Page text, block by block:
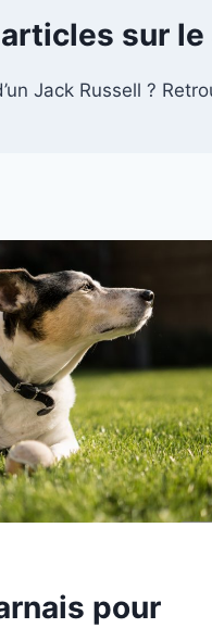
sur le
Jack Russell ?
pour